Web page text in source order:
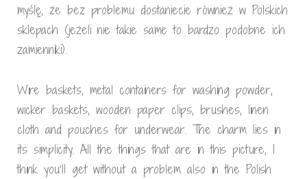
myślę, że bez problemu dostaniecie również w Polskich
sklepach (jeżeli nie takie same to bardzo podobne ich
zamienniki).
Wire baskets, metal containers for washing powder,
wicker baskets, wooden paper clips, brushes, linen
cloth and pouches for underwear. The charm lies in
its simplicity. All the things that are in this picture, I
think you’ll get without a problem also in the Polish